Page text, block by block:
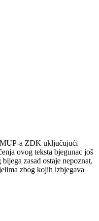
MUP-a ZDK uključujući
ovog teksta bjegunac još
bijega zasad ostaje nepoznat,
zbog kojih izbjegava